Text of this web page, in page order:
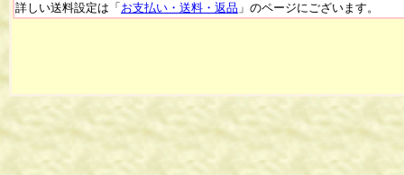
詳しい送料設定は「 お支払い・送料・返品 」のページにございます。